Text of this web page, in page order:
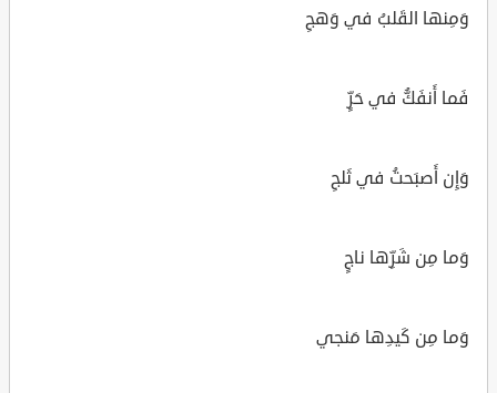
وَمِنها القَلبُ في وَهجِ
فَما أَنفَكُّ في حَرٍّ
وَإِن أَصبَحتُ في ثَلجِ
وَما مِن شَرِّها ناجٍ
وَما مِن كَيدِها مَنجي